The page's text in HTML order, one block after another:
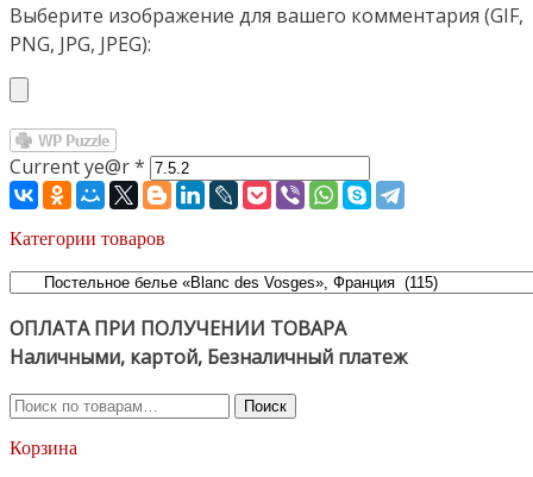
Выберите изображение для вашего комментария (GIF,
PNG, JPG, JPEG):
Current ye@r*
Категории товаров
ОПЛАТА ПРИ ПОЛУЧЕНИИ ТОВАРА
Наличными, картой, Безналичный платеж
Искать:
Поиск
Корзина